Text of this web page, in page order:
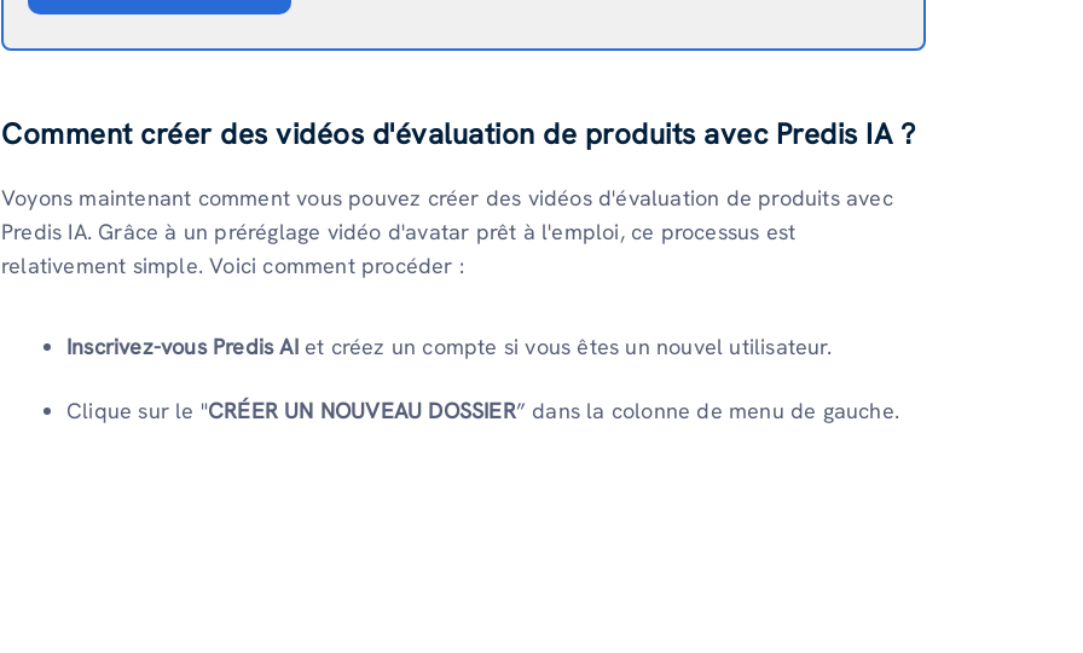
Comment créer des vidéos d'évaluation de produits avec Predis IA ?
Voyons maintenant comment vous pouvez créer des vidéos d'évaluation de produits avec
Predis IA. Grâce à un préréglage vidéo d'avatar prêt à l'emploi, ce processus est
relativement simple. Voici comment procéder :
Inscrivez-vous Predis AIet créez un compte si vous êtes un nouvel utilisateur.
Clique sur le "CRÉER UN NOUVEAU DOSSIER” dans la colonne de menu de gauche.